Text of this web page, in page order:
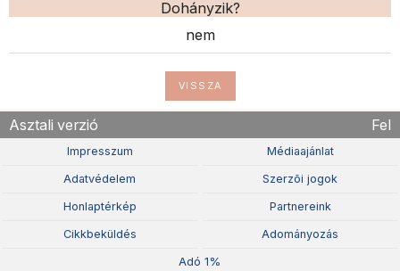
Dohányzik?
nem
VISSZA
Asztali verzió Fel
Impresszum Médiaajánlat
Adatvédelem Szerzõi jogok
Honlaptérkép Partnereink
Cikkbeküldés Adományozás
Adó 1%